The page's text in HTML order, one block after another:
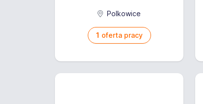
Polkowice
1 oferta pracy